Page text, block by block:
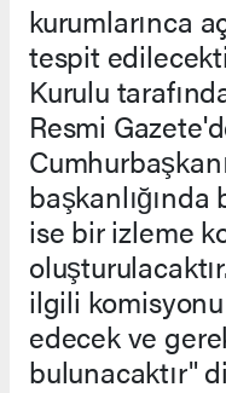
kurumlarınca
tespit
Kurulu
Resmi
ise bir izleme
ilgili
edecek ve
bulunacaktır"